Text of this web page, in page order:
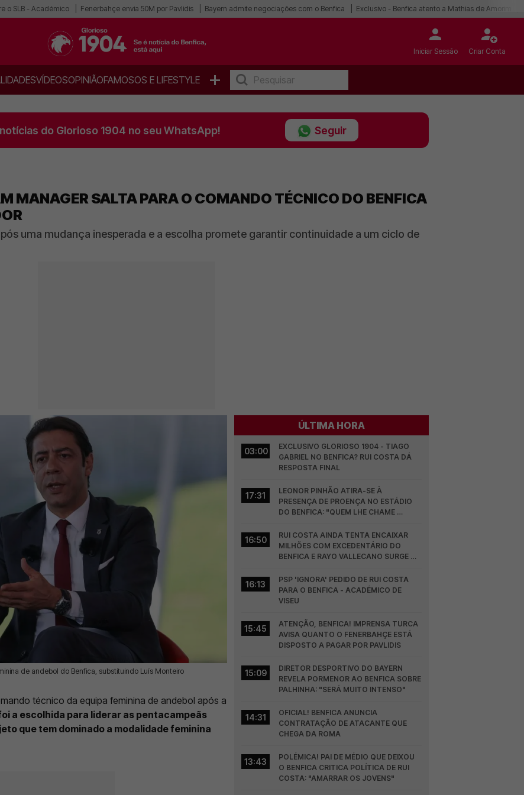
o SLB - Académico Fenerbahçe envia 50M por Pavlidis Bayern admite negociações com o Benfica Exclusivo - Benfica atento a Mathias de Amorim
Iniciar Sessão Criar Conta
VÍDEOSOPINIÃOFAMOSOS E LIFESTYLE +
do Glorioso 1904 no seu WhatsApp! Seguir
MANAGER SALTA PARA O COMANDO TÉCNICO DO BENFICA
uma mudança inesperada e a escolha promete garantir continuidade a um ciclo de
de andebol do Benfica, substituindo Luís Monteiro
técnico da equipa feminina de andebol após a
a escolhida para liderar as pentacampeãs
que tem dominado a modalidade feminina
ÚLTIMA HORA
03:00
EXCLUSIVO GLORIOSO 1904 - TIAGO
GABRIEL NO BENFICA? RUI COSTA DÁ
RESPOSTA FINAL
17:31
LEONOR PINHÃO ATIRA-SE À
PRESENÇA DE PROENÇA NO ESTÁDIO
DO BENFICA: "QUEM LHE CHAME
16:50
RUI COSTA AINDA TENTA ENCAIXAR
MILHÕES COM EXCEDENTÁRIO DO
BENFICA E RAYO VALLECANO SURGE NA
16:13
PSP 'IGNORA' PEDIDO DE RUI COSTA
PARA O BENFICA - ACADÉMICO DE
VISEU
15:45
ATENÇÃO, BENFICA! IMPRENSA TURCA
AVISA QUANTO O FENERBAHÇE ESTÁ
DISPOSTO A PAGAR POR PAVLIDIS
15:09
DIRETOR DESPORTIVO DO BAYERN
REVELA PORMENOR AO BENFICA SOBRE
PALHINHA: "SERÁ MUITO INTENSO"
14:31
OFICIAL! BENFICA ANUNCIA
CONTRATAÇÃO DE ATACANTE QUE
CHEGA DA ROMA
13:43
POLÉMICA! PAI DE MÉDIO QUE DEIXOU
O BENFICA CRITICA POLÍTICA DE RUI
COSTA: "AMARRAR OS JOVENS"